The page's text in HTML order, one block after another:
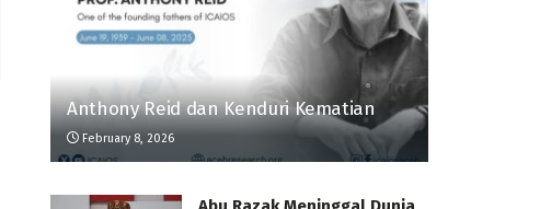
Anthony Reid dan Kenduri Kematian
February 8, 2026